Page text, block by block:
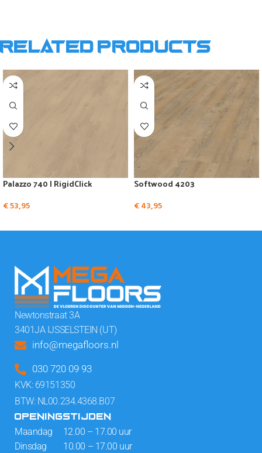
Related products
Palazzo 740 | RigidClick
€53,95
Softwood 4203
€43,95
Newtonstraat 3A
3401JA IJSSELSTEIN (UT)
info@megafloors.nl
030 720 09 93
KVK: 69151350
BTW: NL00.234.4368.B07
OPENINGSTIJDEN
Maandag 12.00 – 17.00 uur
Dinsdag 10.00 – 17.00 uur